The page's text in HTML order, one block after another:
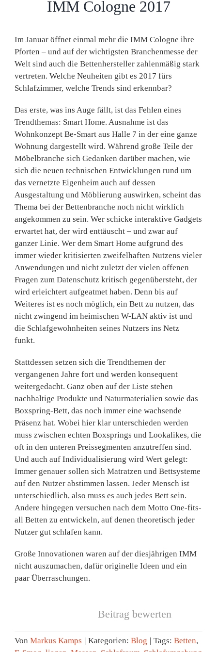
IMM Cologne 2017
Im Januar öffnet einmal mehr die IMM Cologne ihre
Pforten – und auf der wichtigsten Branchenmesse der
Welt sind auch die Bettenhersteller zahlenmäßig stark
vertreten. Welche Neuheiten gibt es 2017 fürs
Schlafzimmer, welche Trends sind erkennbar?
Das erste, was ins Auge fällt, ist das Fehlen eines
Trendthemas: Smart Home. Ausnahme ist das
Wohnkonzept Be-Smart aus Halle 7 in der eine ganze
Wohnung dargestellt wird. Während große Teile der
Möbelbranche sich Gedanken darüber machen, wie
sich die neuen technischen Entwicklungen rund um
das vernetzte Eigenheim auch auf dessen
Ausgestaltung und Möblierung auswirken, scheint das
Thema bei der Bettenbranche noch nicht wirklich
angekommen zu sein. Wer schicke interaktive Gadgets
erwartet hat, der wird enttäuscht – und zwar auf
ganzer Linie. Wer dem Smart Home aufgrund des
immer wieder kritisierten zweifelhaften Nutzens vieler
Anwendungen und nicht zuletzt der vielen offenen
Fragen zum Datenschutz kritisch gegenübersteht, der
wird erleichtert aufgeatmet haben. Denn bis auf
Weiteres ist es noch möglich, ein Bett zu nutzen, das
nicht zwingend im heimischen W-LAN aktiv ist und
die Schlafgewohnheiten seines Nutzers ins Netz
funkt.
Stattdessen setzen sich die Trendthemen der
vergangenen Jahre fort und werden konsequent
weitergedacht. Ganz oben auf der Liste stehen
nachhaltige Produkte und Naturmaterialien sowie das
Boxspring-Bett, das noch immer eine wachsende
Präsenz hat. Wobei hier klar unterschieden werden
muss zwischen echten Boxsprings und Lookalikes, die
oft in den unteren Preissegmenten anzutreffen sind.
Und auch auf Individualisierung wird Wert gelegt:
Immer genauer sollen sich Matratzen und Bettsysteme
auf den Nutzer abstimmen lassen. Jeder Mensch ist
unterschiedlich, also muss es auch jedes Bett sein.
Andere hingegen versuchen nach dem Motto One-fits-
all Betten zu entwickeln, auf denen theoretisch jeder
Nutzer gut schlafen kann.
Große Innovationen waren auf der diesjährigen IMM
nicht auszumachen, dafür originelle Ideen und ein
paar Überraschungen.
Beitrag bewerten
Von Markus Kamps Kategorien: Blog Tags: Betten,